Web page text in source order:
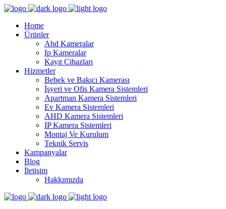
Home
Ürünler
Ahd Kameralar
Ip Kameralar
Kayıt Cihazları
Hizmetler
Bebek ve Bakıcı Kamerası
İşyeri ve Ofis Kamera Sistemleri
Apartman Kamera Sistemleri
Ev Kamera Sistemleri
AHD Kamera Sistemleri
IP Kamera Sistemleri
Montaj Ve Kurulum
Teknik Servis
Kampanyalar
Blog
İletişim
Hakkımızda